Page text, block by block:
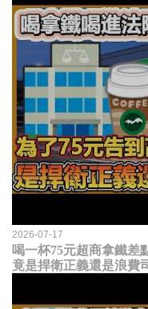
2026-07-17
喝一杯75元超商拿鐵差
竟是捍衛正義還是浪費